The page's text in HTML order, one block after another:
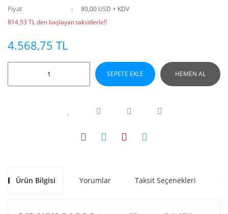
Fiyat
80,00 USD + KDV
814,53 TL den başlayan taksitlerle!!
4.568,75 TL
SEPETE EKLE HEMEN AL
Ürün Bilgisi Yorumlar Taksit Seçenekleri